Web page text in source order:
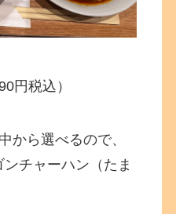
円税込）
から選べるので、
チャーハン（たま